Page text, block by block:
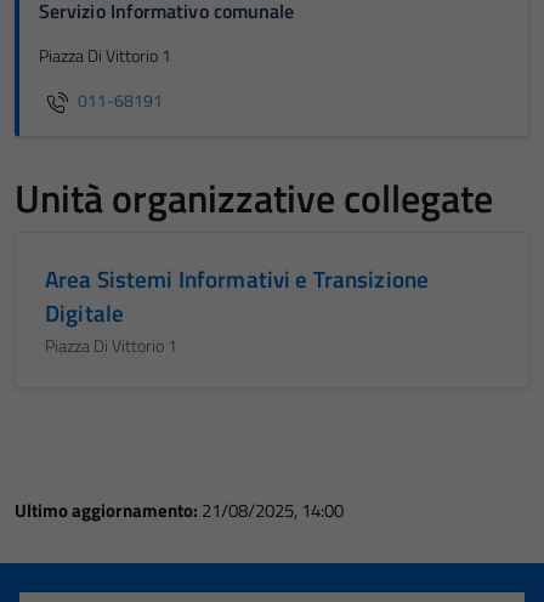
Servizio Informativo comunale
Piazza Di Vittorio 1
011-68191
Unità organizzative collegate
Area Sistemi Informativi e Transizione
Digitale
Piazza Di Vittorio 1
Ultimo aggiornamento: 21/08/2025, 14:00